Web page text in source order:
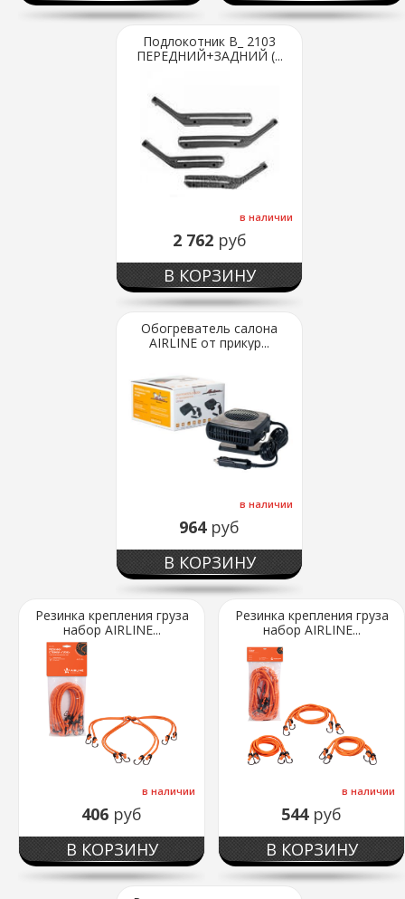
Подлокотник В_ 2103
ПЕРЕДНИЙ+ЗАДНИЙ (...
в наличии
2 762 руб
В КОРЗИНУ
Обогреватель салона
AIRLINE от прикур...
в наличии
964 руб
В КОРЗИНУ
Резинка крепления груза
набор AIRLINE...
в наличии
406 руб
В КОРЗИНУ
Резинка крепления груза
набор AIRLINE...
в наличии
544 руб
В КОРЗИНУ